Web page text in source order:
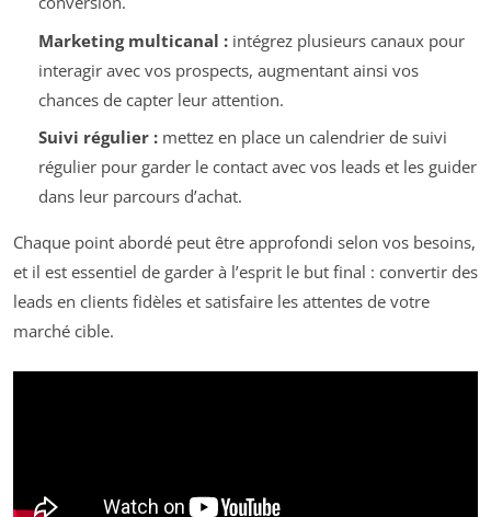
Marketing multicanal :intégrez plusieurs canaux pour
interagir avec vos prospects, augmentant ainsi vos
chances de capter leur attention.
Suivi régulier :mettez en place un calendrier de suivi
régulier pour garder le contact avec vos leads et les guider
dans leur parcours d’achat.
Chaque point abordé peut être approfondi selon vos besoins,
et il est essentiel de garder à l’esprit le but final : convertir des
leads en clients fidèles et satisfaire les attentes de votre
marché cible.